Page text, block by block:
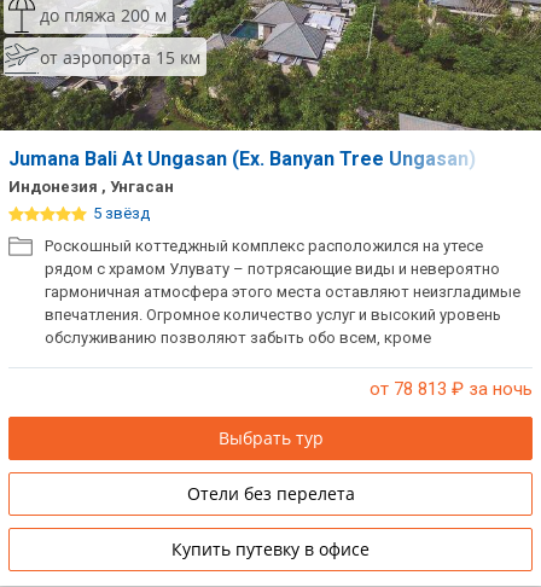
до пляжа 200 м
от аэропорта 15 км
Jumana Bali At Ungasan (Ex. Banyan Tree Ungasan)
Индонезия , Унгасан
5 звёзд
Роскошный коттеджный комплекс расположился на утесе
рядом с храмом Улувату – потрясающие виды и невероятно
гармоничная атмосфера этого места оставляют неизгладимые
впечатления. Огромное количество услуг и высокий уровень
обслуживанию позволяют забыть обо всем, кроме
от 78 813 ₽ за ночь
Выбрать тур
Отели без перелета
Купить путевку в офисе
Сетевые отели Таиланда
Сетевые отели Шри Ланки
Сетевые отели Вьетнама
Сетевые отели Мальдив
Сетевые отели Бали
Сетевые отели Сейшел